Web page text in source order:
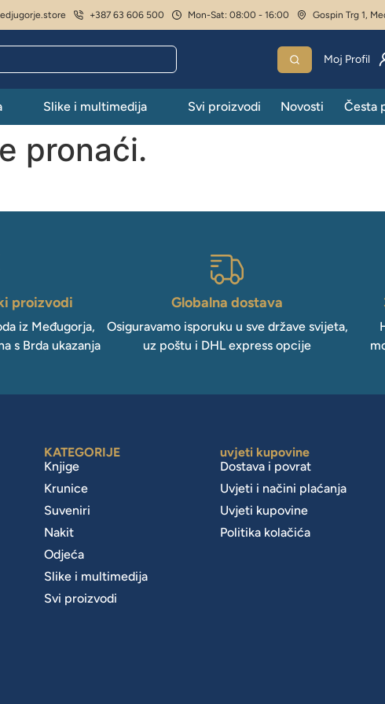
+387 63 606 500 Mon-Sat: 08:00 - 16:00 Gospin Trg 1,
Moj Profil
Slike i multimedija Svi proizvodi Novosti Česta
pronaći.
proizvodi
iz Međugorja,
s Brda ukazanja
Globalna dostava
Osiguravamo isporuku u sve države svijeta,
uz poštu i DHL express opcije
KATEGORIJE
Knjige
Krunice
Suveniri
Nakit
Odjeća
Slike i multimedija
Svi proizvodi
uvjeti kupovine
Dostava i povrat
Uvjeti i načini plaćanja
Uvjeti kupovine
Politika kolačića